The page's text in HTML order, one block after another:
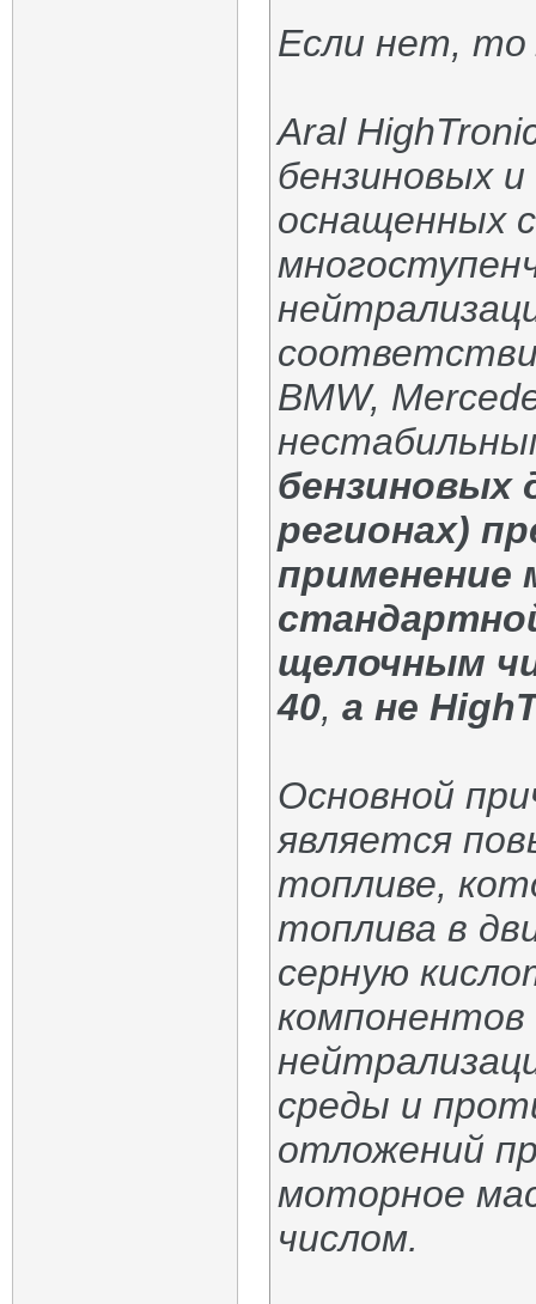
Если нет, то
Aral
бензиновых
оснащенных
BMW,
бензиновых
регионах)
применение
щелочным
40, а не
Основной
является
топливе,
топлива в
серную
среды и
отложений
моторное
числом.